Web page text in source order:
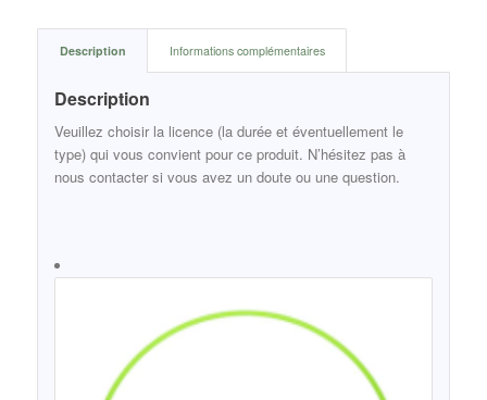
Description Informations complémentaires
Description
Veuillez choisir la licence (la durée et éventuellement le
type) qui vous convient pour ce produit. N’hésitez pas à
nous contacter si vous avez un doute ou une question.